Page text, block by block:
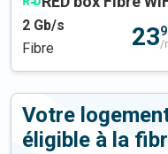
2 Gb/s
Fibre
23/
Votre
éligible à la